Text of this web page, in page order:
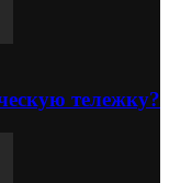
тележку?